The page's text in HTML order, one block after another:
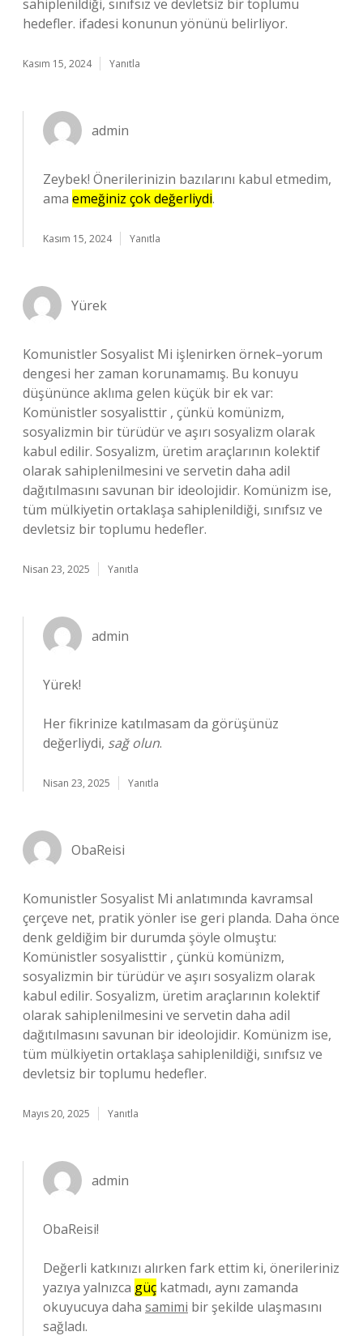
sahiplenildiği, sınıfsız ve devletsiz bir toplumu
hedefler. ifadesi konunun yönünü belirliyor.
Kasım 15, 2024 Yanıtla
admin
Zeybek! Önerilerinizin bazılarını kabul etmedim,
ama emeğiniz çok değerliydi.
Kasım 15, 2024 Yanıtla
Yürek
Komunistler Sosyalist Mi işlenirken örnek–yorum
dengesi her zaman korunamamış. Bu konuyu
düşününce aklıma gelen küçük bir ek var:
Komünistler sosyalisttir , çünkü komünizm,
sosyalizmin bir türüdür ve aşırı sosyalizm olarak
kabul edilir. Sosyalizm, üretim araçlarının kolektif
olarak sahiplenilmesini ve servetin daha adil
dağıtılmasını savunan bir ideolojidir. Komünizm ise,
tüm mülkiyetin ortaklaşa sahiplenildiği, sınıfsız ve
devletsiz bir toplumu hedefler.
Nisan 23, 2025 Yanıtla
admin
Yürek!
Her fikrinize katılmasam da görüşünüz
değerliydi, sağ olun.
Nisan 23, 2025 Yanıtla
ObaReisi
Komunistler Sosyalist Mi anlatımında kavramsal
çerçeve net, pratik yönler ise geri planda. Daha önce
denk geldiğim bir durumda şöyle olmuştu:
Komünistler sosyalisttir , çünkü komünizm,
sosyalizmin bir türüdür ve aşırı sosyalizm olarak
kabul edilir. Sosyalizm, üretim araçlarının kolektif
olarak sahiplenilmesini ve servetin daha adil
dağıtılmasını savunan bir ideolojidir. Komünizm ise,
tüm mülkiyetin ortaklaşa sahiplenildiği, sınıfsız ve
devletsiz bir toplumu hedefler.
Mayıs 20, 2025 Yanıtla
admin
ObaReisi!
Değerli katkınızı alırken fark ettim ki, önerileriniz
yazıya yalnızca güç katmadı, aynı zamanda
okuyucuya daha samimi bir şekilde ulaşmasını
sağladı.